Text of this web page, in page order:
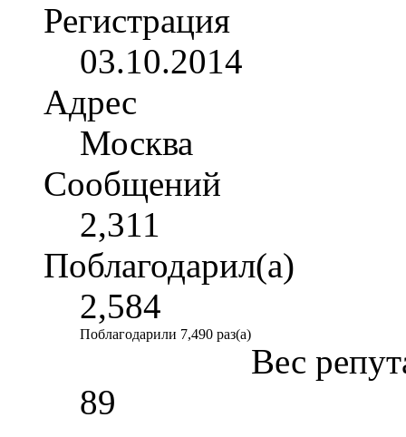
Регистрация
03.10.2014
Адрес
Москва
Сообщений
2,311
Поблагодарил(а)
2,584
Поблагодарили 7,490 раз(а)
Вес
89